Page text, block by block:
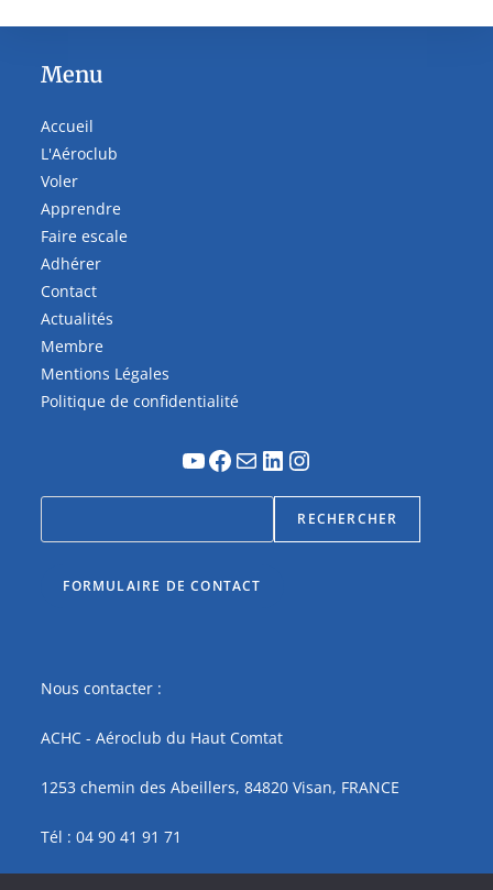
Menu
Accueil
L'Aéroclub
Voler
Apprendre
Faire escale
Adhérer
Contact
Actualités
Membre
Mentions Légales
Politique de confidentialité
RECHERCHER
FORMULAIRE DE CONTACT
Nous contacter :
ACHC - Aéroclub du Haut Comtat
1253 chemin des Abeillers, 84820 Visan, FRANCE
Tél : 04 90 41 91 71